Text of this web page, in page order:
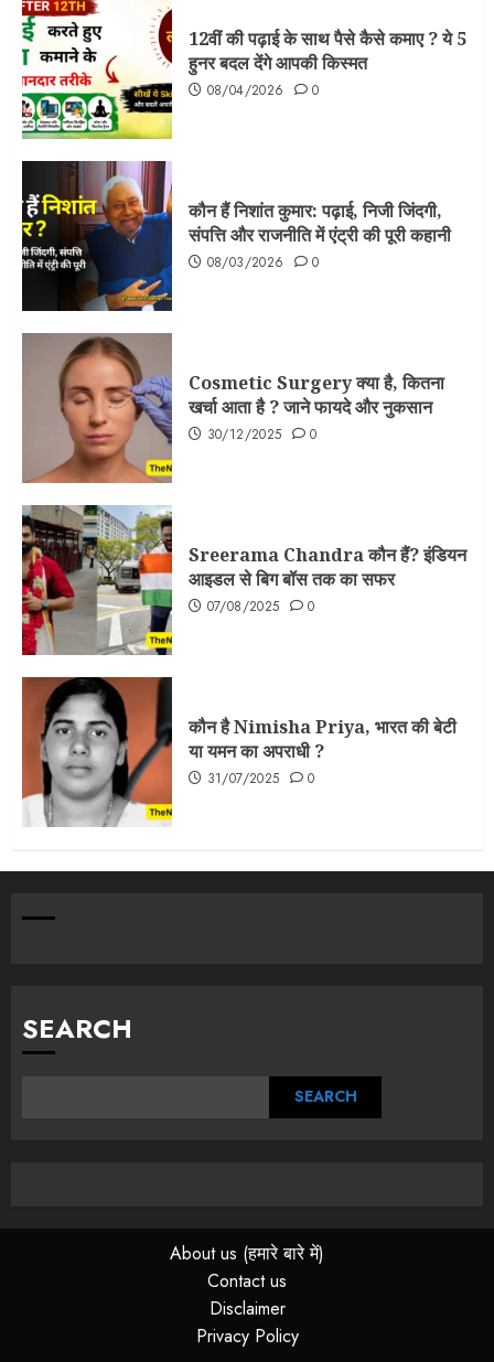
12वीं की पढ़ाई के साथ पैसे कैसे कमाए ? ये 5
हुनर बदल देंगे आपकी किस्मत
08/04/2026 0
कौन हैं निशांत कुमार: पढ़ाई, निजी जिंदगी,
संपत्ति और राजनीति में एंट्री की पूरी कहानी
08/03/2026 0
Cosmetic Surgery क्या है, कितना
खर्चा आता है ? जाने फायदे और नुकसान
30/12/2025 0
Sreerama Chandra कौन हैं? इंडियन
आइडल से बिग बॉस तक का सफर
07/08/2025 0
कौन है Nimisha Priya, भारत की बेटी
या यमन का अपराधी ?
31/07/2025 0
SEARCH
SEARCH
About us (हमारे बारे में)
Contact us
Disclaimer
Privacy Policy